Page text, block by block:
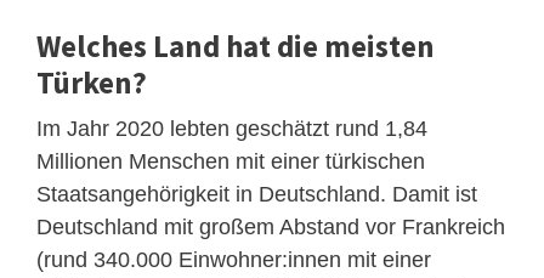
Welches Land hat die meisten
Türken?
Im Jahr 2020 lebten geschätzt rund 1,84
Millionen Menschen mit einer türkischen
Staatsangehörigkeit in Deutschland. Damit ist
Deutschland mit großem Abstand vor Frankreich
(rund 340.000 Einwohner:innen mit einer